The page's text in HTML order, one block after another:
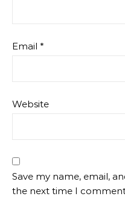
Email *
Website
Save my name, email,
the next time I